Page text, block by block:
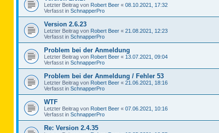
Letzter Beitrag von Robert Beer « 08.10.2021, 17:32
Verfasst in SchnapperPro
Version 2.6.23
Letzter Beitrag von Robert Beer « 21.08.2021, 12:23
Verfasst in SchnapperPro
Problem bei der Anmeldung
Letzter Beitrag von Robert Beer « 13.07.2021, 09:04
Verfasst in SchnapperPro
Problem bei der Anmeldung / Fehler 53
Letzter Beitrag von Robert Beer « 21.06.2021, 18:16
Verfasst in SchnapperPro
WTF
Letzter Beitrag von Robert Beer « 07.06.2021, 10:16
Verfasst in SchnapperPro
Re: Version 2.4.35